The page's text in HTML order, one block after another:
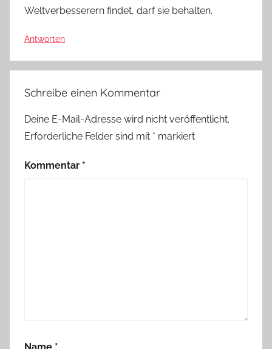
Weltverbesserern findet, darf sie behalten.
Antworten
Schreibe einen Kommentar
Deine E-Mail-Adresse wird nicht veröffentlicht.
Erforderliche Felder sind mit * markiert
Kommentar *
Name *